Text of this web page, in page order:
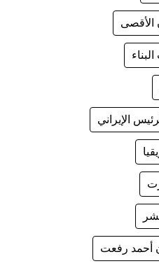
الأقصى
الإيراني
أحمد رفعت